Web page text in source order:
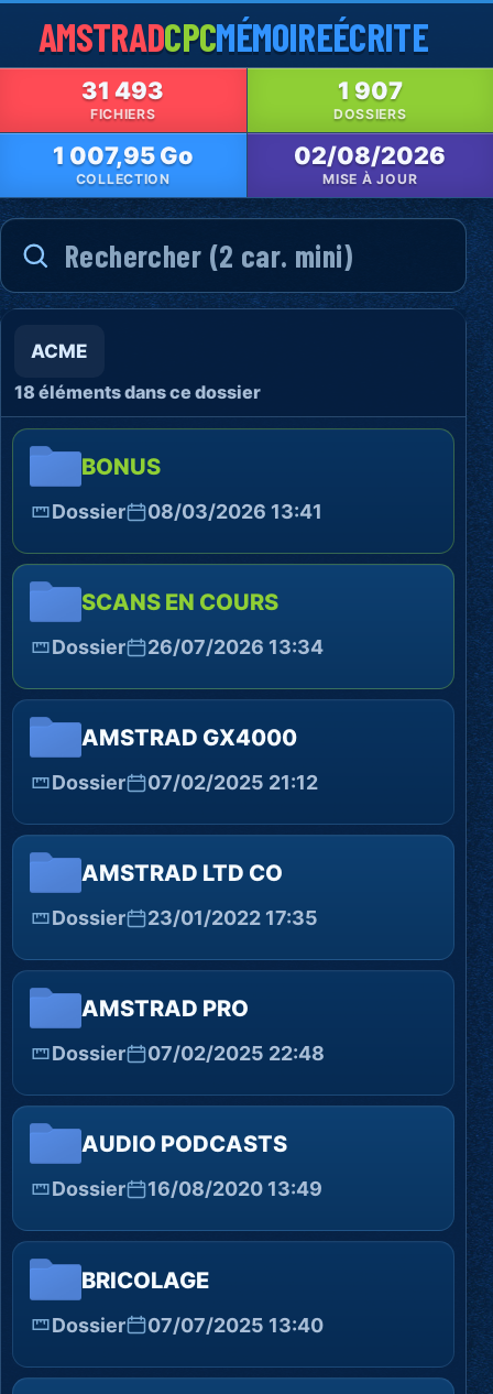
AMSTRADCPCMÉMOIREÉCRITE
31 493
FICHIERS
1 907
DOSSIERS
1 007,95 Go
COLLECTION
02/08/2026
MISE À JOUR
ACME
18 éléments dans ce dossier
BONUS
Dossier 08/03/2026 13:41
SCANS EN COURS
Dossier 26/07/2026 13:34
AMSTRAD GX4000
Dossier 07/02/2025 21:12
AMSTRAD LTD CO
Dossier 23/01/2022 17:35
AMSTRAD PRO
Dossier 07/02/2025 22:48
AUDIO PODCASTS
Dossier 16/08/2020 13:49
BRICOLAGE
Dossier 07/07/2025 13:40